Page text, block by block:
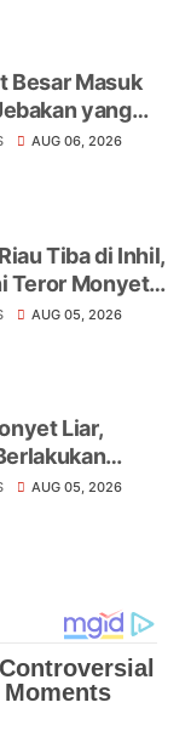
Besar Masuk
yang
AUG 06, 2026
Tiba di Inhil,
Teror Monyet
Melukai 18
AUG 05, 2026
Liar,
di
AUG 05, 2026